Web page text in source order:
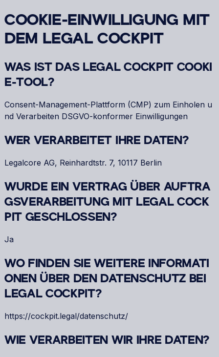
COOKIE-EINWILLIGUNG MIT
DEM LEGAL COCKPIT
WAS IST DAS LEGAL COCKPIT COOKI
E-TOOL?
Consent-Management-Plattform (CMP) zum Einholen u
nd Verarbeiten DSGVO-konformer Einwilligungen
WER VERARBEITET IHRE DATEN?
Legalcore AG, Reinhardtstr. 7, 10117 Berlin
WURDE EIN VERTRAG ÜBER AUFTRA
GSVERARBEITUNG MIT LEGAL COCK
PIT GESCHLOSSEN?
Ja
WO FINDEN SIE WEITERE INFORMATI
ONEN ÜBER DEN DATENSCHUTZ BEI
LEGAL COCKPIT?
https://cockpit.legal/datenschutz/
WIE VERARBEITEN WIR IHRE DATEN?